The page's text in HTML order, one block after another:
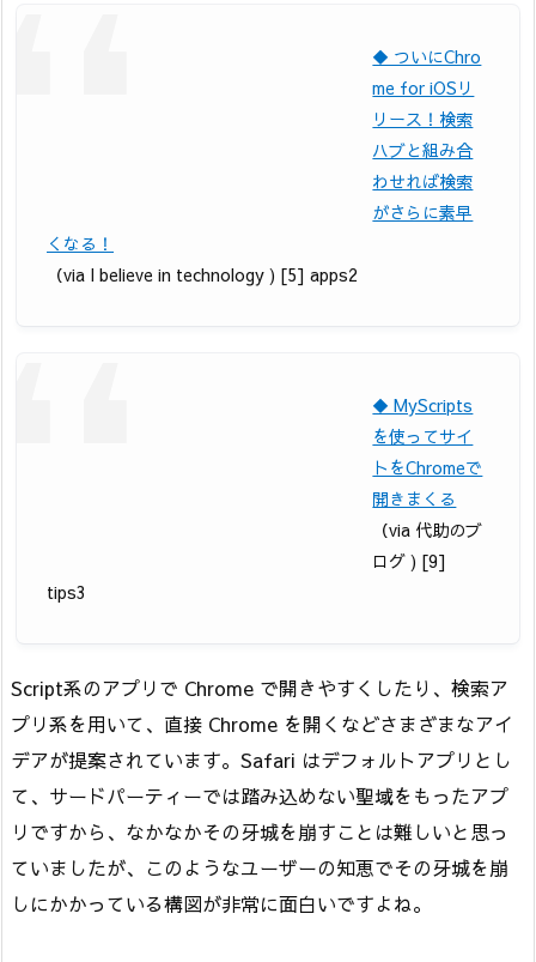
◆ ついにChro
me for iOSリ
リース！検索
ハブと組み合
わせれば検索
がさらに素早
くなる！
（via I believe in technology ) [5] apps2
◆ MyScripts
を使ってサイ
トをChromeで
開きまくる
（via 代助のブ
ログ ) [9]
tips3
Script系のアプリで Chrome で開きやすくしたり、検索ア
プリ系を用いて、直接 Chrome を開くなどさまざまなアイ
デアが提案されています。Safari はデフォルトアプリとし
て、サードパーティーでは踏み込めない聖域をもったアプ
リですから、なかなかその牙城を崩すことは難しいと思っ
ていましたが、このようなユーザーの知恵でその牙城を崩
しにかかっている構図が非常に面白いですよね。